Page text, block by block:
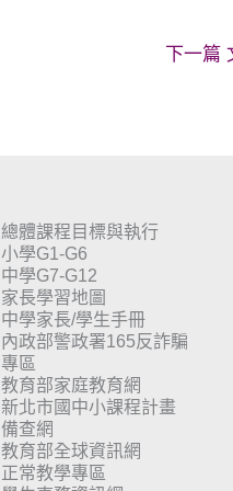
下一篇
總體課程目標與執行
小學G1-G6
中學G7-G12
家長學習地圖
中學家長/學生手冊
內政部警政署165反詐騙
專區
教育部家庭教育網
新北市國中小課程計畫
備查網
教育部全球資訊網
正常教學專區